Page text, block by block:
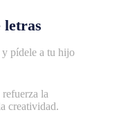
letras
y pídele a tu hijo
refuerza la
creatividad.